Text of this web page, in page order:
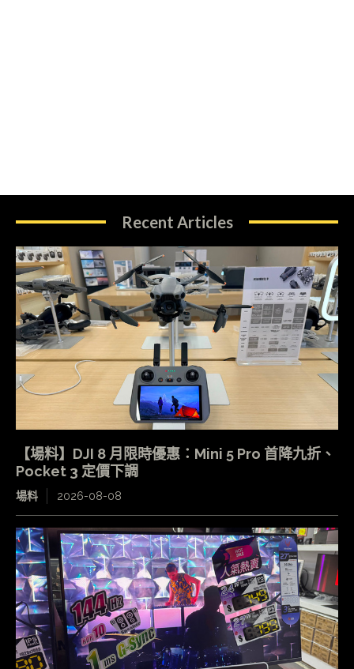
Recent Articles
【場料】DJI 8 月限時優惠：Mini 5 Pro 首降九折、
Pocket 3 定價下調
場料 2026-08-08